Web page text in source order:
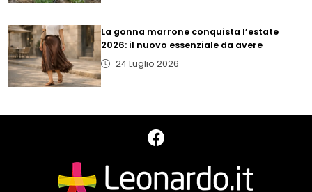
La gonna marrone conquista l’estate
2026: il nuovo essenziale da avere
24 Luglio 2026